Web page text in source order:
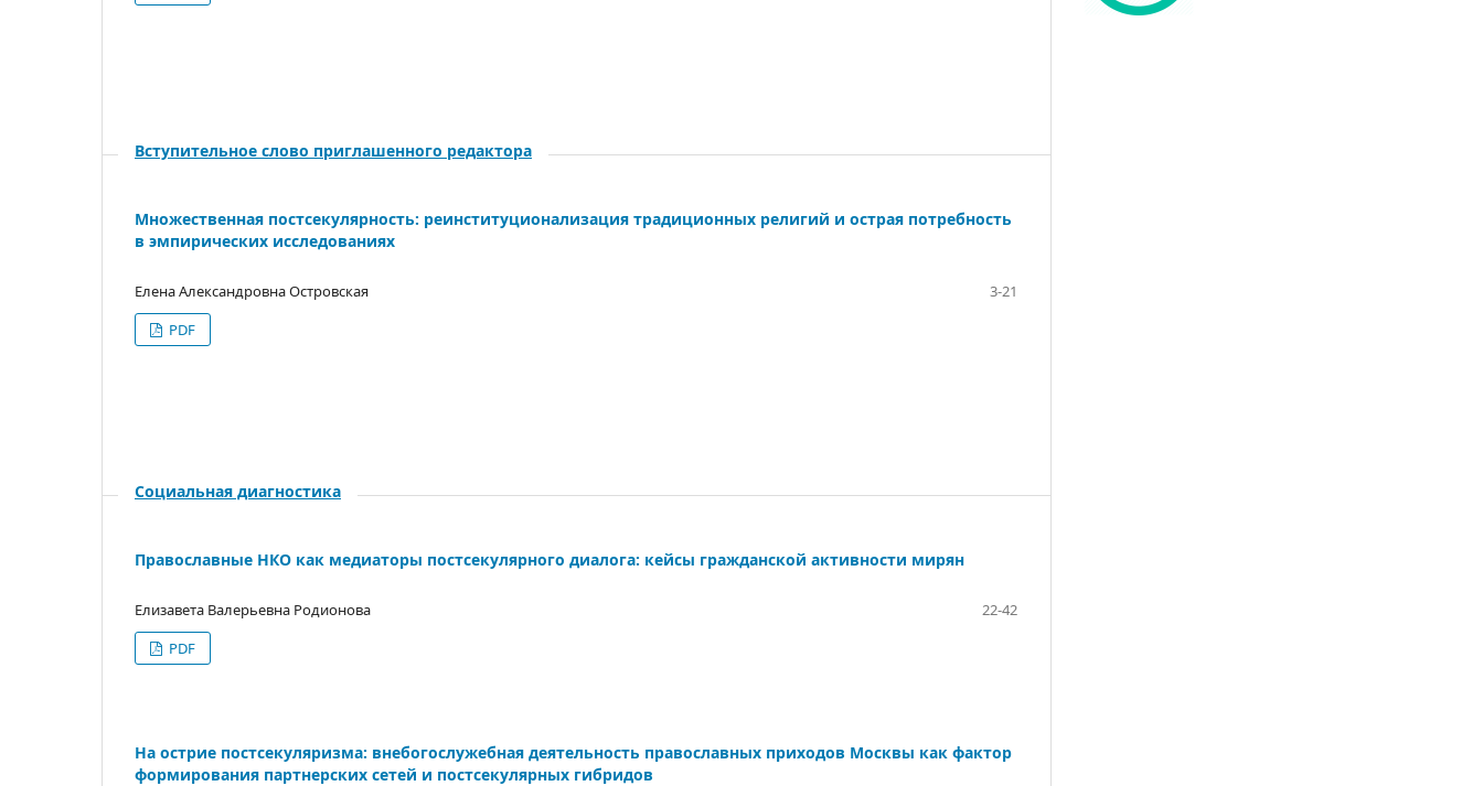
Вступительное слово приглашенного редактора
Множественная постсекулярность: реинституционализация традиционных религий и острая потребность
в эмпирических исследованиях
Елена Александровна Островская
3-21
PDF
Социальная диагностика
Православные НКО как медиаторы постсекулярного диалога: кейсы гражданской активности мирян
Елизавета Валерьевна Родионова
22-42
PDF
На острие постсекуляризма: внебогослужебная деятельность православных приходов Москвы как фактор
формирования партнерских сетей и постсекулярных гибридов